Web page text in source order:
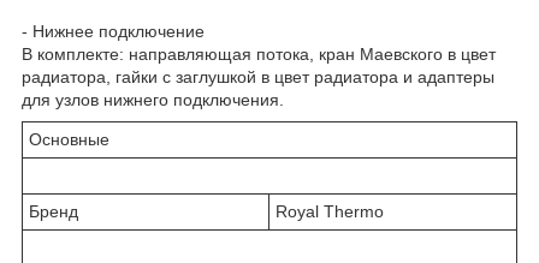
- Нижнее подключение
В комплекте: направляющая потока, кран Маевского в цвет
радиатора, гайки с заглушкой в цвет радиатора и адаптеры
для узлов нижнего подключения.
Основные
Бренд Royal Thermo